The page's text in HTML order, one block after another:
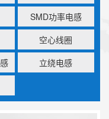
SMD功率电感
空心线圈
立绕电感